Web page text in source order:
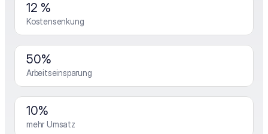
12 %
Kostensenkung
50%
Arbeitseinsparung
10%
mehr Umsatz